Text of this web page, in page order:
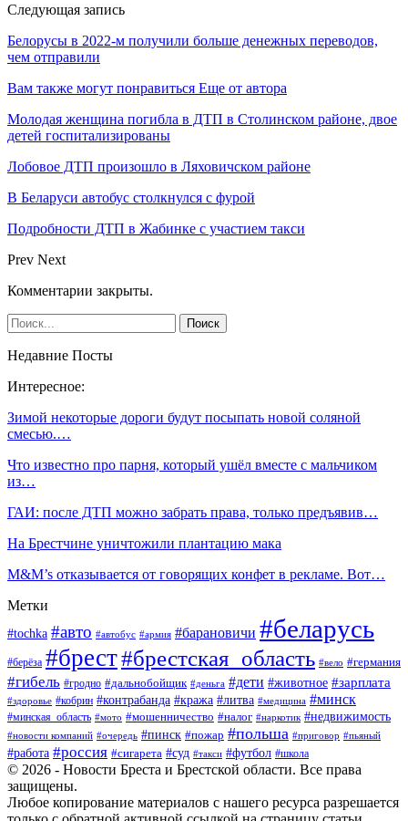
Следующая запись
Белорусы в 2022-м получили больше денежных переводов,
чем отправили
Вам также могут понравиться Еще от автора
Молодая женщина погибла в ДТП в Столинском районе, двое
детей госпитализированы
Лобовое ДТП произошло в Ляховичском районе
В Беларуси автобус столкнулся с фурой
Подробности ДТП в Жабинке с участием такси
Prev Next
Комментарии закрыты.
Недавние Посты
Интересное:
Зимой некоторые дороги будут посыпать новой соляной
смесью.…
Что известно про парня, который ушёл вместе с мальчиком
из…
ГАИ: после ДТП можно забрать права, только предъявив…
На Брестчине уничтожили плантацию мака
M&M’s отказывается от говорящих конфет в рекламе. Вот…
Метки
#tochka #авто #автобус #армия #барановичи #беларусь
#берёза #брест#брестская_область #вело #германия
#гибель #гродно #дальнобойщик #деньга #дети #животное #зарплата
#здоровье #кобрин #контрабанда #кража #литва #медицина #минск
#минская_область #мото #мошенничество #налог #наркотик #недвижимость
#новости компаний #очередь #пинск #пожар #польша #приговор #пьяный
#работа #россия #сигарета #суд #такси #футбол #школа
© 2026 - Новости Бреста и Брестской области. Все права
защищены.
Любое копирование материалов с нашего ресурса разрешается